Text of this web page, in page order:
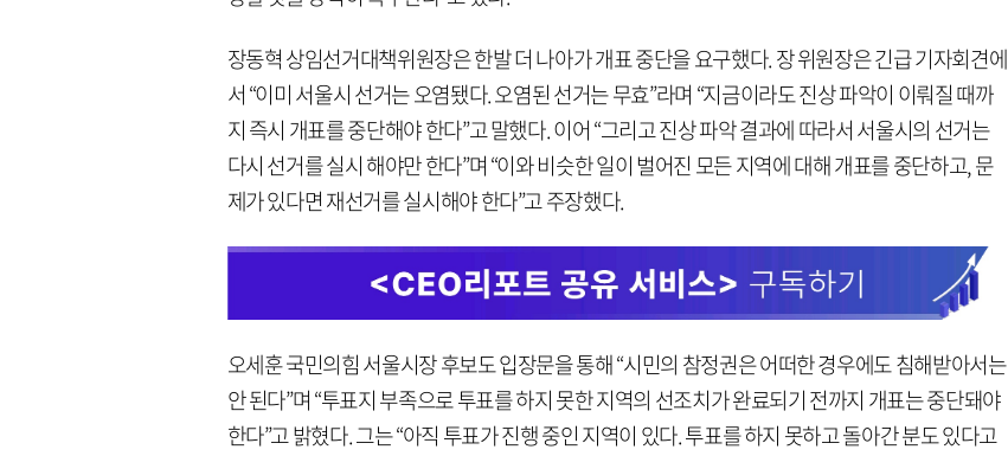
장동혁 상임선거대책위원장은 한발 더 나아가 개표 중단을 요구했다. 장 위원장은 긴급 기자회견에
서 “이미 서울시 선거는 오염됐다. 오염된 선거는 무효”라며 “지금이라도 진상 파악이 이뤄질 때까
지 즉시 개표를 중단해야 한다”고 말했다. 이어 “그리고 진상 파악 결과에 따라서 서울시의 선거는
다시 선거를 실시 해야만 한다”며 “이와 비슷한 일이 벌어진 모든 지역에 대해 개표를 중단하고, 문
제가 있다면 재선거를 실시해야 한다”고 주장했다.
오세훈 국민의힘 서울시장 후보도 입장문을 통해 “시민의 참정권은 어떠한 경우에도 침해받아서는
안 된다”며 “투표지 부족으로 투표를 하지 못한 지역의 선조치가 완료되기 전까지 개표는 중단돼야
한다”고 밝혔다. 그는 “아직 투표가 진행 중인 지역이 있다. 투표를 하지 못하고 돌아간 분도 있다고